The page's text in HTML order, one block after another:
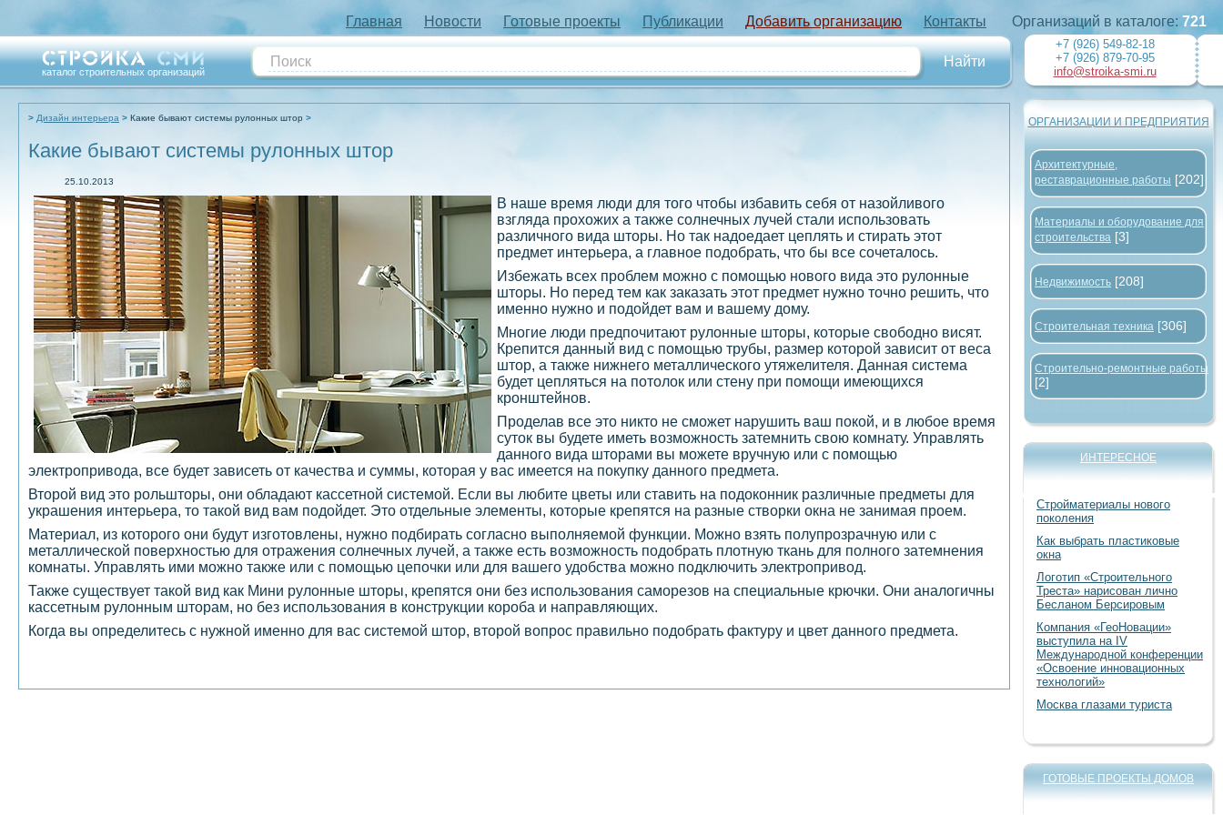
Главная Новости Готовые проекты Публикации Добавить организацию Контакты
каталог строительных организаций
Дизайн интерьера Какие бывают системы рулонных штор
Какие бывают системы рулонных штор
25.10.2013
В наше время люди для того чтобы избавить себя от назойливого
взгляда прохожих а также солнечных лучей стали использовать
различного вида шторы. Но так надоедает цеплять и стирать этот
предмет интерьера, а главное подобрать, что бы все сочеталось.
Избежать всех проблем можно с помощью нового вида это рулонные
шторы. Но перед тем как заказать этот предмет нужно точно решить, что
именно нужно и подойдет вам и вашему дому.
Многие люди предпочитают рулонные шторы, которые свободно висят.
Крепится данный вид с помощью трубы, размер которой зависит от веса
штор, а также нижнего металлического утяжелителя. Данная система
будет цепляться на потолок или стену при помощи имеющихся
кронштейнов.
Проделав все это никто не сможет нарушить ваш покой, и в любое время
суток вы будете иметь возможность затемнить свою комнату. Управлять
данного вида шторами вы можете вручную или с помощью
электропривода, все будет зависеть от качества и суммы, которая у вас имеется на покупку данного предмета.
Второй вид это рольшторы, они обладают кассетной системой. Если вы любите цветы или ставить на подоконник различные предметы для
украшения интерьера, то такой вид вам подойдет. Это отдельные элементы, которые крепятся на разные створки окна не занимая проем.
Материал, из которого они будут изготовлены, нужно подбирать согласно выполняемой функции. Можно взять полупрозрачную или с
металлической поверхностью для отражения солнечных лучей, а также есть возможность подобрать плотную ткань для полного затемнения
комнаты. Управлять ими можно также или с помощью цепочки или для вашего удобства можно подключить электропривод.
Также существует такой вид как Мини рулонные шторы, крепятся они без использования саморезов на специальные крючки. Они аналогичны
кассетным рулонным шторам, но без использования в конструкции короба и направляющих.
Когда вы определитесь с нужной именно для вас системой штор, второй вопрос правильно подобрать фактуру и цвет данного предмета.
Организаций в каталоге: 721
+7 (926) 549-82-18
+7 (926) 879-70-95
info@stroika-smi.ru
ОРГАНИЗАЦИИ И ПРЕДПРИЯТИЯ
Архитектурные,
реставрационные работы [202]
Материалы и оборудование для
строительства [3]
Недвижимость [208]
Строительная техника [306]
Строительно-ремонтные работы
[2]
ИНТЕРЕСНОЕ
Стройматериалы нового
поколения
Как выбрать пластиковые
окна
Логотип «Строительного
Треста» нарисован лично
Бесланом Берсировым
Компания «ГеоНовации»
выступила на IV
Международной конференции
«Освоение инновационных
технологий»
Москва глазами туриста
ГОТОВЫЕ ПРОЕКТЫ ДОМОВ